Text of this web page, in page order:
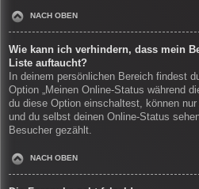
NACH OBEN
Wie kann ich verhindern, dass mein
Liste auftaucht?
In deinem persönlichen Bereich findest
Option „Meinen Online-Status während
du diese Option einschaltest, können
und du selbst deinen Online-Status
Besucher gezählt.
NACH OBEN